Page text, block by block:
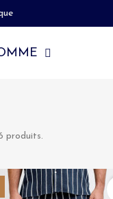
produits.